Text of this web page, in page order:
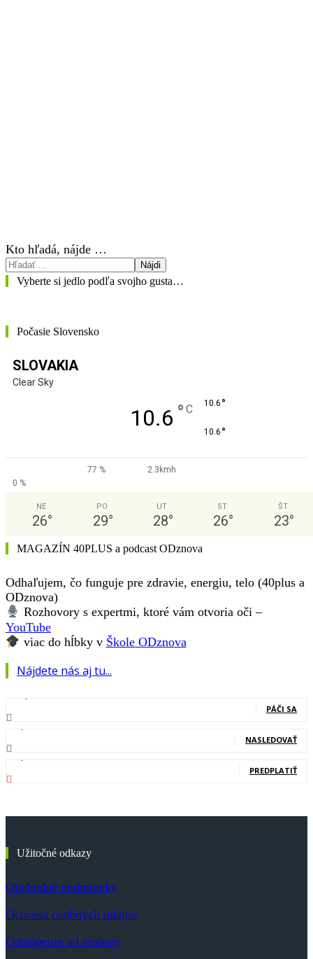
Kto hľadá, nájde …
Nájdi
Vyberte si jedlo podľa svojho gusta…
Počasie Slovensko
SLOVAKIA
Clear Sky
10.6 ° C 10.6 °
10.6 °
77 %
2.3kmh
0 %
NE
26°
PO
29°
UT
28°
ST
26°
ŠT
23°
MAGAZÍN 40PLUS a podcast ODznova
Odhaľujem, čo funguje pre zdravie, energiu, telo (40plus a
ODznova)
Rozhovory s expertmi, ktoré vám otvoria oči –
YouTube
viac do hĺbky v Škole ODznova
Nájdete nás aj tu...
PÁČI SA
NASLEDOVAŤ
PREDPLATIŤ
Užitočné odkazy
Obchodné podmienky
Ochrana osobných údajov
Odstúpenie od zmluvy